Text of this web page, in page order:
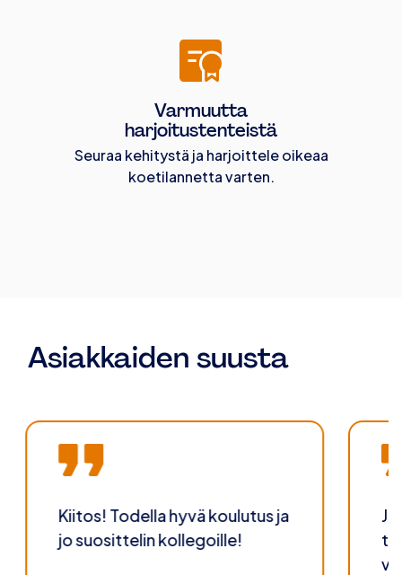
Varmuutta
harjoitustenteistä
Seuraa kehitystä ja harjoittele oikeaa
koetilannetta varten.
Asiakkaiden suusta
Kiitos! Todella hyvä koulutus ja
jo suosittelin kollegoille!